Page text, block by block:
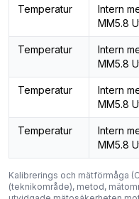
Temperatur
Intern
MM5.8
Temperatur
Intern
MM5.8
Temperatur
Intern
MM5.8
Temperatur
Intern
MM5.8
Kalibrerings och mätförmåga
(teknikområde), metod,